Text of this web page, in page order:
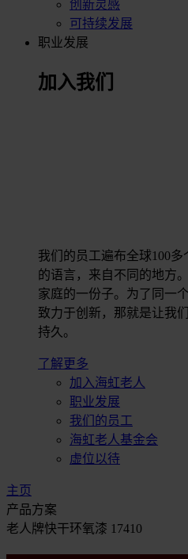
创新灵感
可持续发展
职业发展
加入我们
我们的员工遍布全球100
的语言，来自不同的地方
家庭的一份子。为了同一
致力于创新，那就是让我
持久。
了解更多
加入海虹老人
职业发展
我们的员工
海虹老人基金会
虚位以待
主页
产品方案
老人牌快干环氧漆 17410